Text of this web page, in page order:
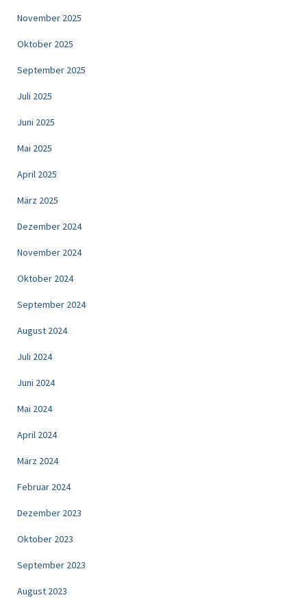
November 2025
Oktober 2025
September 2025
Juli 2025
Juni 2025
Mai 2025
April 2025
März 2025
Dezember 2024
November 2024
Oktober 2024
September 2024
August 2024
Juli 2024
Juni 2024
Mai 2024
April 2024
März 2024
Februar 2024
Dezember 2023
Oktober 2023
September 2023
August 2023